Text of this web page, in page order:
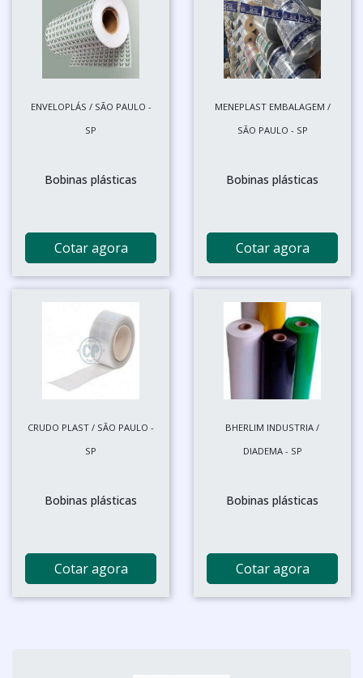
ENVELOPLÁS / SÃO PAULO -
SP
Bobinas plásticas
Cotar agora
MENEPLAST EMBALAGEM /
SÃO PAULO - SP
Bobinas plásticas
Cotar agora
CRUDO PLAST / SÃO PAULO -
SP
Bobinas plásticas
Cotar agora
BHERLIM INDUSTRIA /
DIADEMA - SP
Bobinas plásticas
Cotar agora